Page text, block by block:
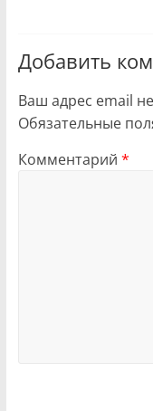
Добавить
Ваш адрес email
Обязательные
Комментарий *